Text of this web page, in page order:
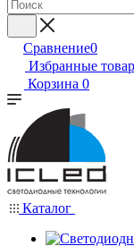
Сравнение0
Избранные
Корзина 0
Каталог